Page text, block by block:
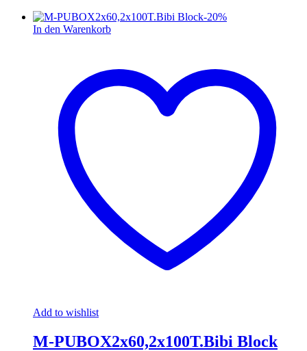
-20%
In den Warenkorb
Add to wishlist
M-PUBOX2x60,2x100T.Bibi Block